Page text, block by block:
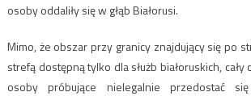
osoby oddaliły się w głąb Białorusi.
Mimo, że obszar przy granicy znajdujący się po
strefą dostępną tylko dla służb białoruskich, cały
osoby próbujące nielegalnie przedostać